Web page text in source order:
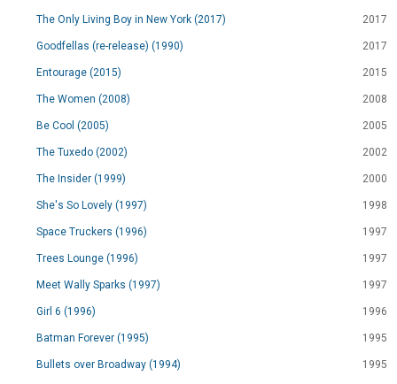
The Only Living Boy in New York (2017) 2017
Goodfellas (re-release) (1990) 2017
Entourage (2015) 2015
The Women (2008) 2008
Be Cool (2005) 2005
The Tuxedo (2002) 2002
The Insider (1999) 2000
She's So Lovely (1997) 1998
Space Truckers (1996) 1997
Trees Lounge (1996) 1997
Meet Wally Sparks (1997) 1997
Girl 6 (1996) 1996
Batman Forever (1995) 1995
Bullets over Broadway (1994) 1995